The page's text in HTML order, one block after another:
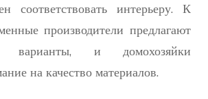
соответствовать интерьеру. К
производители предлагают
варианты, и домохозяйки
на качество материалов.